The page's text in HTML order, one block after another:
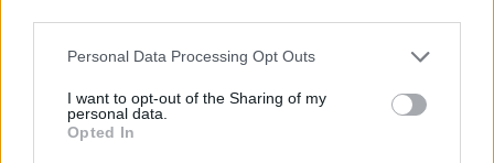
Personal Data Processing Opt Outs
I want to opt-out of the Sharing of my
personal data.
Opted In
Světová banka české ministry nehlídá, Gross nemluvil
pravdu
22.9.2000 17:50 | PRAHA (EkoList)
Ministr vnitraStanislav Gross
zřejmě nemluvil pravdu, když
v rozhovoru pro sobotní